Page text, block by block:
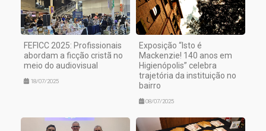
FEFICC 2025: Profissionais
abordam a ficção cristã no
meio do audiovisual
18/07/2025
Exposição “Isto é
Mackenzie! 140 anos em
Higienópolis” celebra
trajetória da instituição no
bairro
08/07/2025